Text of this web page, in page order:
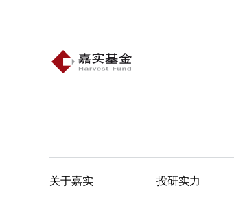
关于嘉实 投研实力